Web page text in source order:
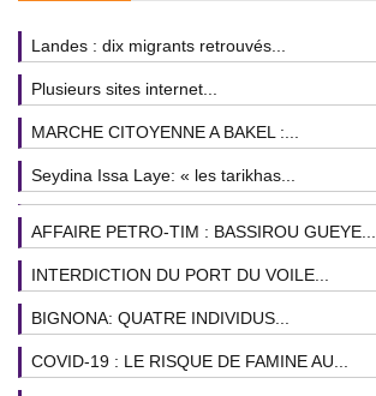
Landes : dix migrants retrouvés...
Plusieurs sites internet...
MARCHE CITOYENNE A BAKEL :...
Seydina Issa Laye: « les tarikhas...
AFFAIRE PETRO-TIM : BASSIROU GUEYE...
INTERDICTION DU PORT DU VOILE...
BIGNONA: QUATRE INDIVIDUS...
COVID-19 : LE RISQUE DE FAMINE AU...